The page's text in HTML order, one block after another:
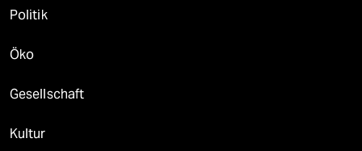
Politik
Öko
Gesellschaft
Kultur